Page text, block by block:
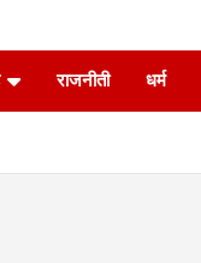
राजनीती धर्म